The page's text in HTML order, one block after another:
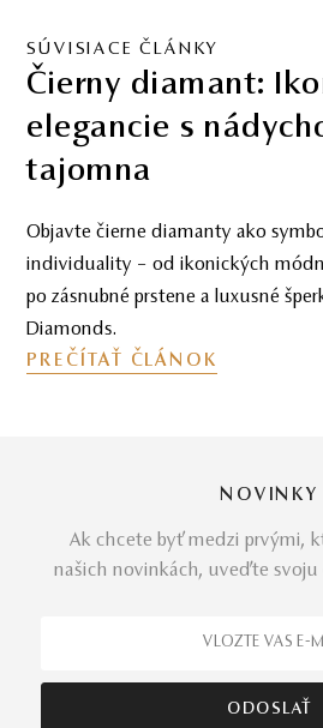
SÚVISIACE ČLÁNKY
Čierny diamant:
elegancie s
tajomna
Objavte čierne diamanty ako
individuality – od ikonických
po zásnubné prstene a luxusné
Diamonds.
PREČÍTAŤ ČLÁNOK
NOVINKY
Ak chcete byť medzi prvými,
našich novinkách, uveďte